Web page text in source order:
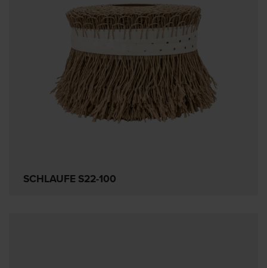
SCHLAUFE S22-100